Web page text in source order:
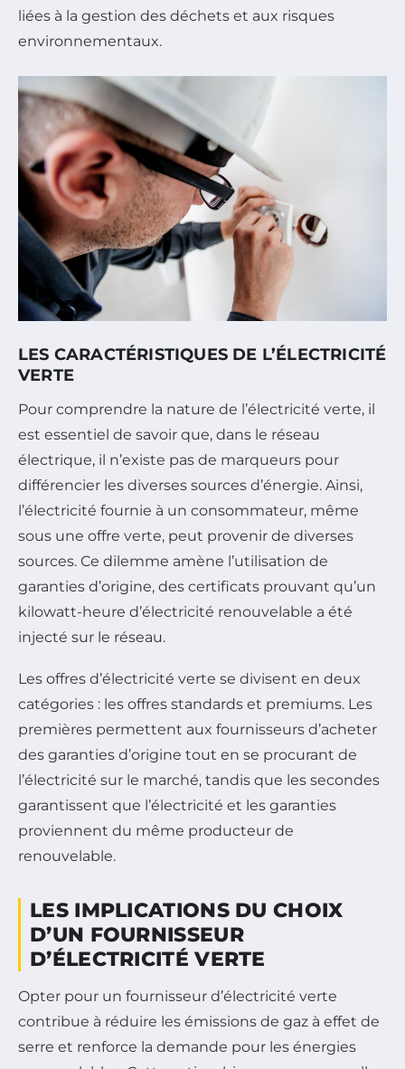
liées à la gestion des déchets et aux risques
environnementaux.
LES CARACTÉRISTIQUES DE L’ÉLECTRICITÉ
VERTE
Pour comprendre la nature de l’électricité verte, il
est essentiel de savoir que, dans le réseau
électrique, il n’existe pas de marqueurs pour
différencier les diverses sources d’énergie. Ainsi,
l’électricité fournie à un consommateur, même
sous une offre verte, peut provenir de diverses
sources. Ce dilemme amène l’utilisation de
garanties d’origine, des certificats prouvant qu’un
kilowatt-heure d’électricité renouvelable a été
injecté sur le réseau.
Les offres d’électricité verte se divisent en deux
catégories : les offres standards et premiums. Les
premières permettent aux fournisseurs d’acheter
des garanties d’origine tout en se procurant de
l’électricité sur le marché, tandis que les secondes
garantissent que l’électricité et les garanties
proviennent du même producteur de
renouvelable.
LES IMPLICATIONS DU CHOIX
D’UN FOURNISSEUR
D’ÉLECTRICITÉ VERTE
Opter pour un fournisseur d’électricité verte
contribue à réduire les émissions de gaz à effet de
serre et renforce la demande pour les énergies